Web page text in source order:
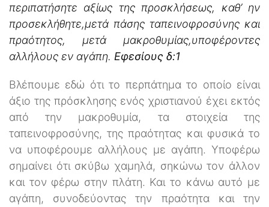
περιπατήσητε αξίως της προσκλήσεως, καθ’ ην
προσεκλήθητε,μετά πάσης ταπεινοφροσύνης και
πραότητος, μετά μακροθυμίας,υποφέροντες
αλλήλους εν αγάπη. Εφεσίους δ:1
Βλέπουμε εδώ ότι το περπάτημα το οποίο είναι
άξιο της πρόσκλησης ενός χριστιανού έχει εκτός
από την μακροθυμία, τα στοιχεία της
ταπεινοφροσύνης, της πραότητας και φυσικά το
να υποφέρουμε αλλήλους με αγάπη. Υποφέρω
σημαίνει ότι σκύβω χαμηλά, σηκώνω τον άλλον
και τον φέρω στην πλάτη. Και το κάνω αυτό με
αγάπη, συνοδεύοντας την πραότητα και την